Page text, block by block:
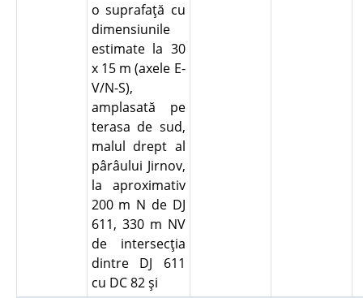
o suprafaţă cu
dimensiunile
estimate la 30
x 15 m (axele E-
V/N-S),
amplasată pe
terasa de sud,
malul drept al
pârâului Jirnov,
la aproximativ
200 m N de DJ
611, 330 m NV
de intersecţia
dintre DJ 611
cu DC 82 şi